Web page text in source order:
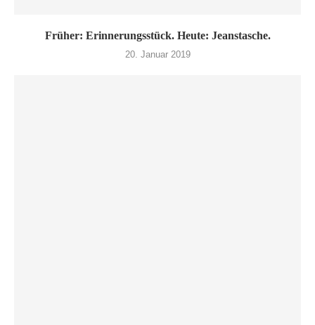
Früher: Erinnerungsstück. Heute: Jeanstasche.
20. Januar 2019